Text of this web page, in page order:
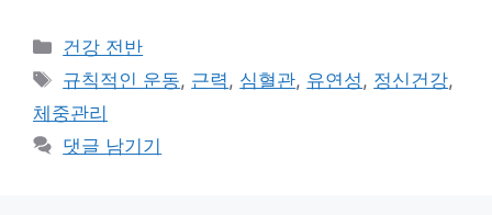
카
테
고
리
건강 전반
태
그
규칙적인 운동, 근력 , 심혈관, 유연성 , 정신건강,
체중관리
댓글 남기기